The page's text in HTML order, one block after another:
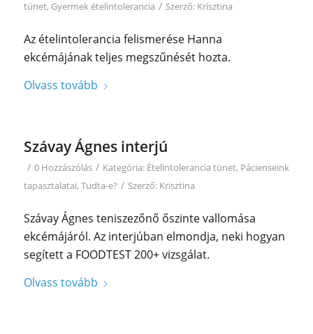
tünet, Gyermek ételintolerancia / Szerző: Krisztina
Az ételintolerancia felismerése Hanna
ekcémájának teljes megszűnését hozta.
Olvass tovább
Szávay Ágnes interjú
/ 0 Hozzászólás / Kategória: Ételintolerancia tünet, Pácienseink
tapasztalatai, Tudta-e? / Szerző: Krisztina
Szávay Ágnes teniszezőnő őszinte vallomása
ekcémájáról. Az interjúban elmondja, neki hogyan
segített a FOODTEST 200+ vizsgálat.
Olvass tovább